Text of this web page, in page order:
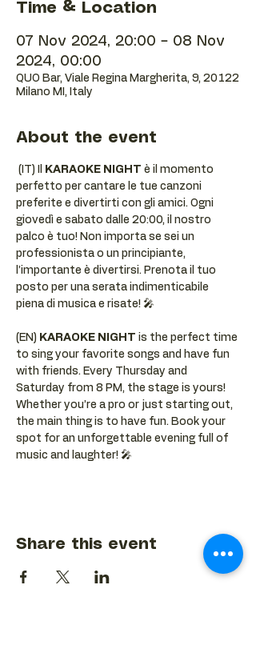
Time & Location
07 Nov 2024, 20:00 – 08 Nov
2024, 00:00
QUO Bar, Viale Regina Margherita, 9, 20122
Milano MI, Italy
About the event
(IT) Il KARAOKE NIGHT è il momento
perfetto per cantare le tue canzoni
preferite e divertirti con gli amici. Ogni
giovedì e sabato dalle 20:00, il nostro
palco è tuo! Non importa se sei un
professionista o un principiante,
l’importante è divertirsi. Prenota il tuo
posto per una serata indimenticabile
piena di musica e risate! 🎤
(EN) KARAOKE NIGHT is the perfect time
to sing your favorite songs and have fun
with friends. Every Thursday and
Saturday from 8 PM, the stage is yours!
Whether you’re a pro or just starting out,
the main thing is to have fun. Book your
spot for an unforgettable evening full of
music and laughter! 🎤
Share this event